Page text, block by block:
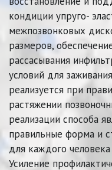
кондиции упруго-
межпозвонковых
размеров,
рассасывания
условий для
реализуется при
растяжении
реализации способа
правильные форма и
для каждого
Усиление